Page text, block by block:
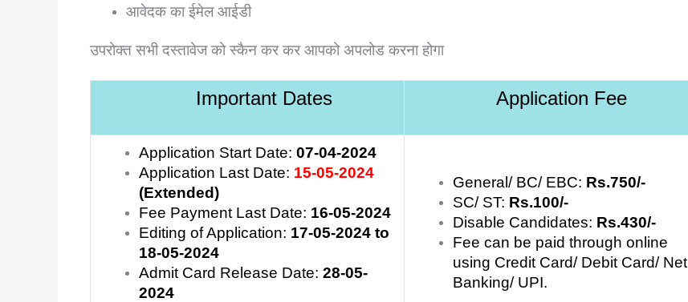
आवेदक का ईमेल आईडी
उपरोक्त सभी दस्तावेज को स्कैन कर कर आपको अपलोड करना होगा
Important Dates Application Fee
Application Start Date: 07-04-2024
Application Last Date: 15-05-2024
(Extended)
Fee Payment Last Date: 16-05-2024
Editing of Application: 17-05-2024 to
18-05-2024
Admit Card Release Date: 28-05-
2024
General/ BC/ EBC: Rs.750/-
SC/ ST: Rs.100/-
Disable Candidates: Rs.430/-
Fee can be paid through online
using Credit Card/ Debit Card/ Net
Banking/ UPI.